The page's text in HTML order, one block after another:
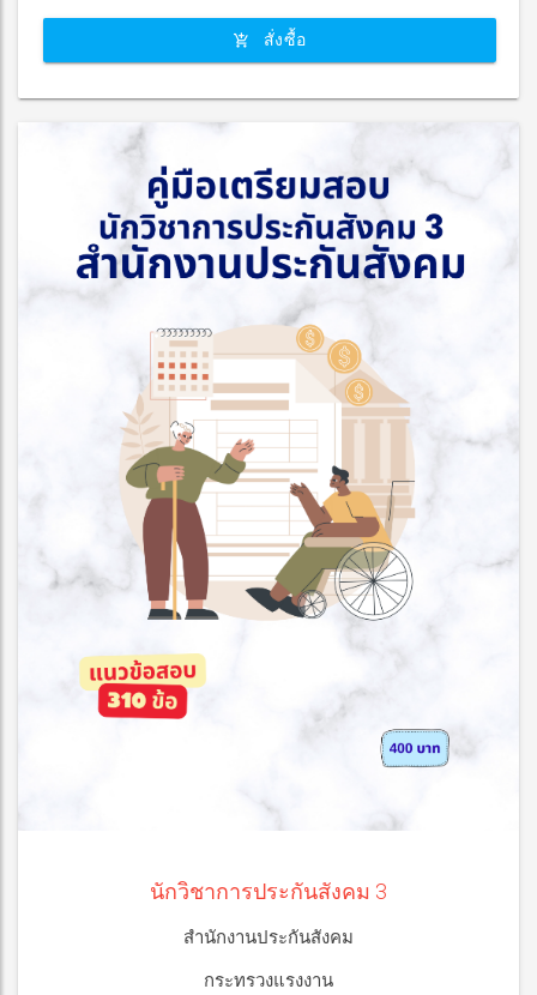
สั่งซื้อ
นักวิชาการประกันสังคม 3
สำนักงานประกันสังคม
กระทรวงแรงงาน